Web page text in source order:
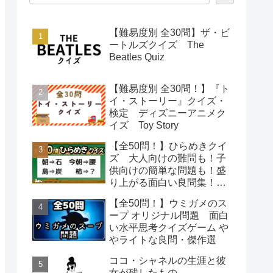
【難易度別 全30問】ザ・ビ
ートルズクイズ The
Beatles Quiz
【難易度別 全30問！】『ト
イ・ストーリー』クイズ・
検定 ディズニーアニメク
イズ Toy Story
【全50問！】ひらめきクイ
ズ 大人向けの難問も！子
供向けの簡単な問題も！盛
り上がる面白い良問集！
【全50問！】ウミガメのス
ープ オリジナル問題 面白
い水平思考クイズゲーム や
やライトな良問・傑作選
ココ・シャネルの生涯と彼